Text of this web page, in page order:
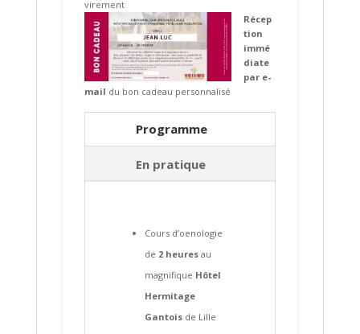
virement
Récep
tion
immé
diate
par e-
mail du bon cadeau personnalisé
Programme
En pratique
Cours d’oenologie
de 2 heuresau
magnifique Hôtel
Hermitage
Gantois de Lille